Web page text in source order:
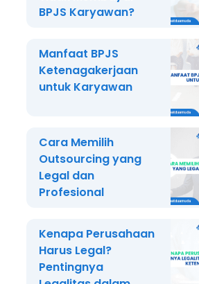
BPJS Karyawan?
Manfaat BPJS
Ketenagakerjaan
untuk Karyawan
Cara Memilih
Outsourcing yang
Legal dan
Profesional
Kenapa Perusahaan
Harus Legal?
Pentingnya